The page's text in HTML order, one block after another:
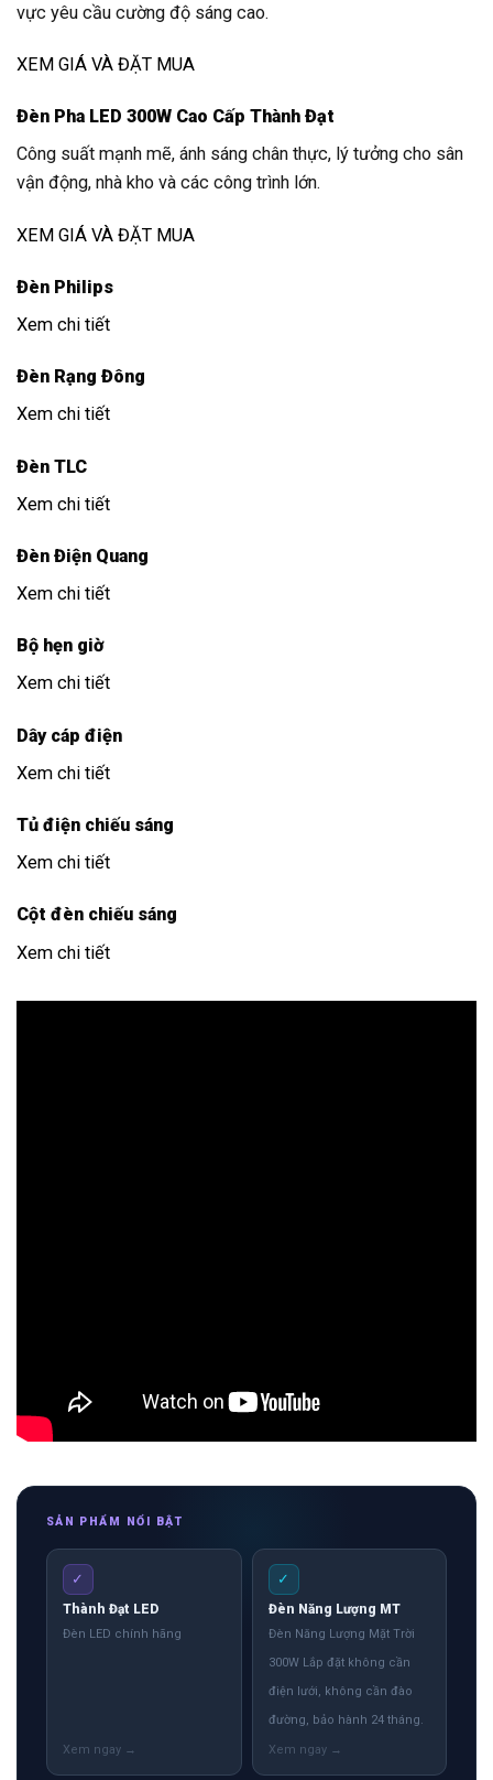
vực yêu cầu cường độ sáng cao.
XEM GIÁ VÀ ĐẶT MUA
Đèn Pha LED 300W Cao Cấp Thành Đạt
Công suất mạnh mẽ, ánh sáng chân thực, lý tưởng cho sân
vận động, nhà kho và các công trình lớn.
XEM GIÁ VÀ ĐẶT MUA
Đèn Philips
Xem chi tiết
Đèn Rạng Đông
Xem chi tiết
Đèn TLC
Xem chi tiết
Đèn Điện Quang
Xem chi tiết
Bộ hẹn giờ
Xem chi tiết
Dây cáp điện
Xem chi tiết
Tủ điện chiếu sáng
Xem chi tiết
Cột đèn chiếu sáng
Xem chi tiết
SẢN PHẨM NỔI BẬT
✓
Thành Đạt LED
Đèn LED chính hãng
✓
Đèn Năng Lượng MT
Đèn Năng Lượng Mặt Trời
300W Lắp đặt không cần
điện lưới, không cần đào
đường, bảo hành 24 tháng.